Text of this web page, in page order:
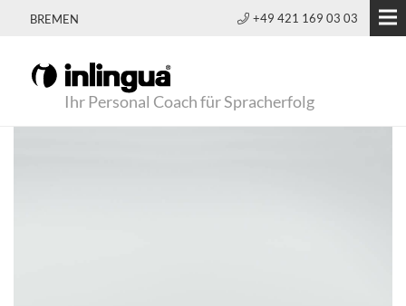
BREMEN +49 421 169 03 03
Ihr Personal Coach für Spracherfolg